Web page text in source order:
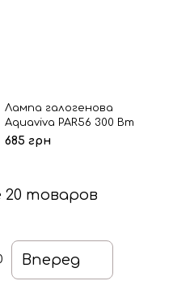
Лампа галогенова
Aquaviva PAR56 300 Вт
685 грн
товаров
Вперед